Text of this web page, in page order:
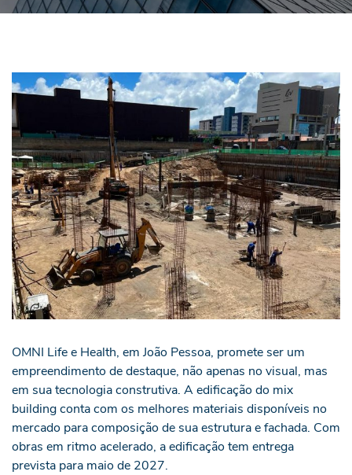
OMNI Life e Health, em João Pessoa, promete ser um
empreendimento de destaque, não apenas no visual, mas
em sua tecnologia construtiva. A edificação do mix
building conta com os melhores materiais disponíveis no
mercado para composição de sua estrutura e fachada. Com
obras em ritmo acelerado, a edificação tem entrega
prevista para maio de 2027.